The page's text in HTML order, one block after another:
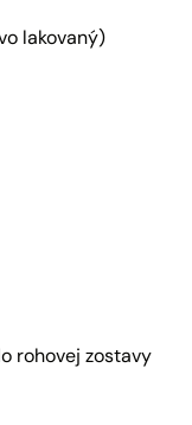
lakovaný)
rohovej zostavy